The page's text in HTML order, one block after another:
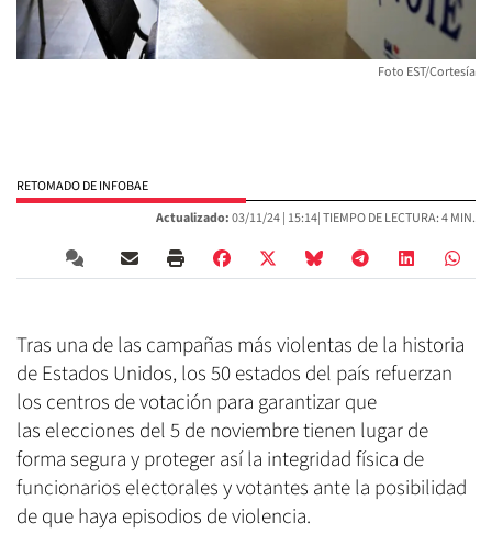
Foto EST/Cortesía
RETOMADO DE INFOBAE
Actualizado:03/11/24 | 15:14| TIEMPO DE LECTURA: 4 MIN.
Tras una de las campañas más violentas de la historia
de Estados Unidos, los 50 estados del país refuerzan
los centros de votación para garantizar que
las elecciones del 5 de noviembre tienen lugar de
forma segura y proteger así la integridad física de
funcionarios electorales y votantes ante la posibilidad
de que haya episodios de violencia.